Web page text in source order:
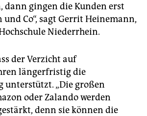
dann gingen die Kunden erst
und Co“, sagt Gerrit Heinemann,
Niederrhein.
der Verzicht auf
längerfristig die
„Die großen
oder Zalando werden
denn sie können die